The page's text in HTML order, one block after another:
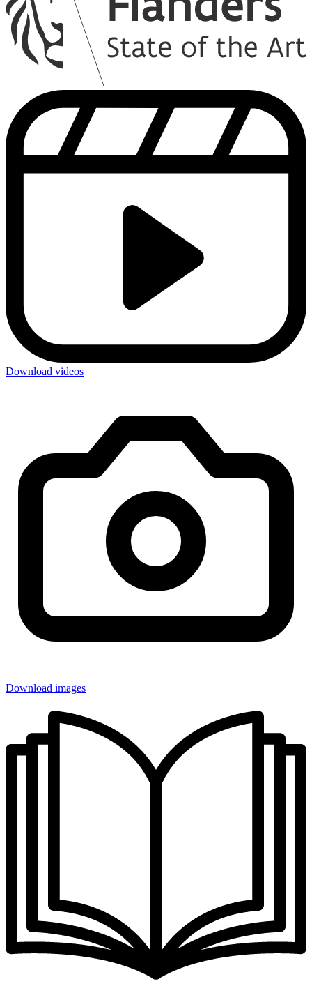
Download videos
Download images